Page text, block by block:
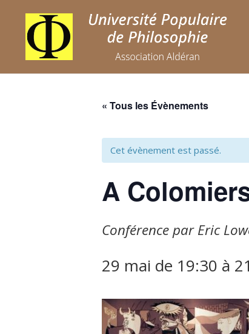
« Tous les Évènements
Cet évènement est passé.
A
Conférence par Eric
29 mai de 19:30 à